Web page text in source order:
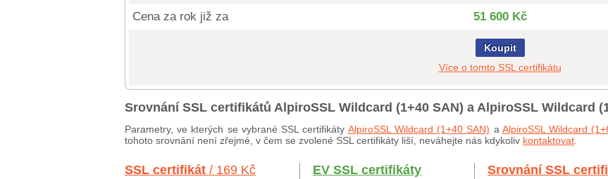
Cena za rok již za 51 600 Kč
Koupit
Více o tomto SSL certifikátu
Srovnání SSL certifikátů AlpiroSSL Wildcard (1+40 SAN) a AlpiroSSL Wildcard
Parametry, ve kterých se vybrané SSL certifikáty AlpiroSSL Wildcard (1+40 SAN) a AlpiroSSL Wildcard
tohoto srovnání není zřejmé, v čem se zvolené SSL certifikáty liší, neváhejte nás kdykoliv kontaktovat
SSL certifikát / 169 Kč EV SSL certifikáty Srovnání SSL